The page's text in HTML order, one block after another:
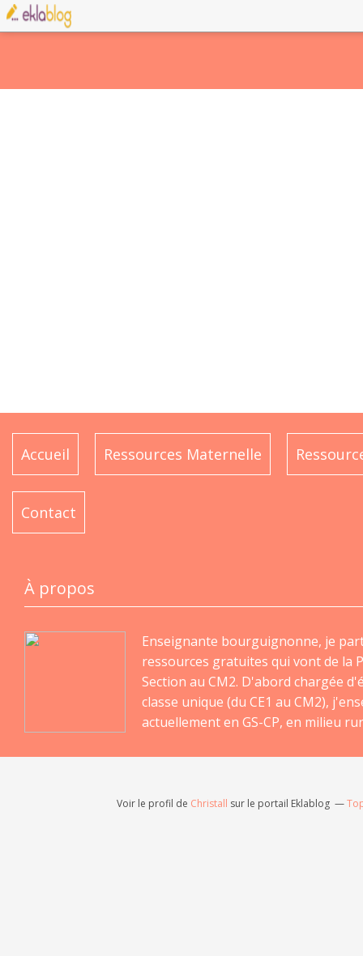
Accueil Ressources Maternelle
Contact
À propos
Enseignante bourguignonne, je
ressources gratuites qui vont de la
Section au CM2. D'abord chargée
classe unique (du CE1 au CM2),
actuellement en GS-CP, en milieu
Voir le profil de Christall sur le portail Eklablog